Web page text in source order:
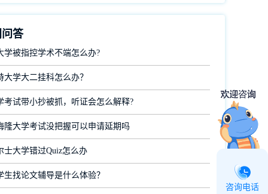
答
学被指控学术不端怎么办?
大学大二挂科怎么办？
考试带小抄被抓，听证会怎么解释?
隆大学考试没把握可以申请延期吗
士大学错过Quiz怎么办
生找论文辅导是什么体验？
咨询电话